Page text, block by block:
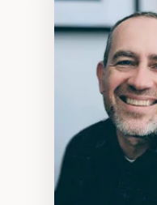
Pédagogies
Éthique
éducation
formation à
Littératie et
Éducation
Formation à
francophone
Identité
Recherche-
participatives
Leadership
Éducation